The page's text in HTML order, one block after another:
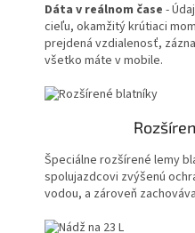
Dáta v reálnom čase -
cieľu, okamžitý krútiaci
prejdená vzdialenosť,
všetko máte v mobile.
Špeciálne rozšírené lemy
spolujazdcovi zvýšenú
vodou, a zároveň